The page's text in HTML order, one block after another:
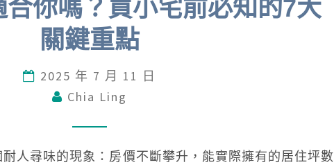
坪
數
住
宅
適
嗎
你嗎？買小宅前必知的7大
關鍵重點
2025 年 7 月 11 日
Chia Ling
人尋味的現象：房價不斷攀升，能實際擁有的居住坪數